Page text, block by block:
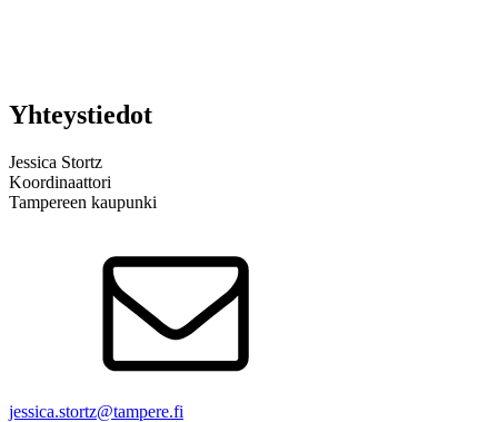
Yhteystiedot
Jessica Stortz
Koordinaattori
Tampereen kaupunki
jessica.stortz@tampere.fi